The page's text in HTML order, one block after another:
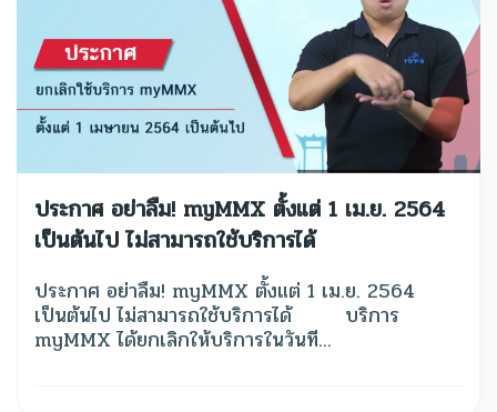
ประกาศ อย่าลืม! myMMX ตั้งแต่ 1 เม.ย. 2564
เป็นต้นไป ไม่สามารถใช้บริการได้
ประกาศ อย่าลืม! myMMX ตั้งแต่ 1 เม.ย. 2564
เป็นต้นไป ไม่สามารถใช้บริการได้ บริการ
myMMX ได้ยกเลิกให้บริการในวันที...